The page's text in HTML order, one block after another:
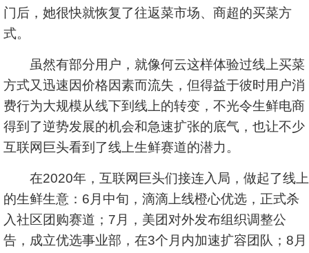
门后，她很快就恢复了往返菜市场、商超的买菜方
式。
虽然有部分用户，就像何云这样体验过线上买菜
方式又迅速因价格因素而流失，但得益于彼时用户消
费行为大规模从线下到线上的转变，不光令生鲜电商
得到了逆势发展的机会和急速扩张的底气，也让不少
互联网巨头看到了线上生鲜赛道的潜力。
在2020年，互联网巨头们接连入局，做起了线上
的生鲜生意：6月中旬，滴滴上线橙心优选，正式杀
入社区团购赛道；7月，美团对外发布组织调整公
告，成立优选事业部，在3个月内加速扩容团队；8月